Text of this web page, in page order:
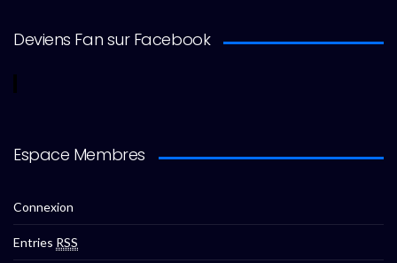
Deviens Fan sur Facebook
Espace Membres
Connexion
Entries RSS